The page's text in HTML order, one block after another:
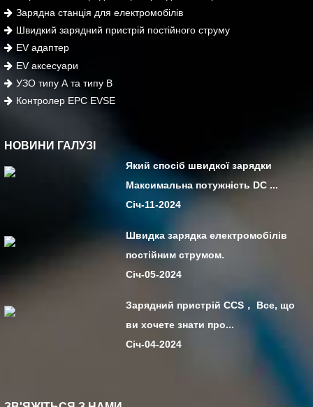
Зарядна станція для електромобілів
Швидкий зарядний пристрій постійного струму
EV адаптер
EV аксесуари
УЗО типу А та типу В
Контролер EPC EVSE
НОВИНИ ГАЛУЗІ
Який спосіб швидкої зарядки
Максимальна потужність DC ...
Січ-11-2024
Швидка зарядка електромобілів
постійним струмом.
Січ-05-2024
Зарядний пристрій CCS， Все, що
ви хочете знати про...
Січ-04-2024